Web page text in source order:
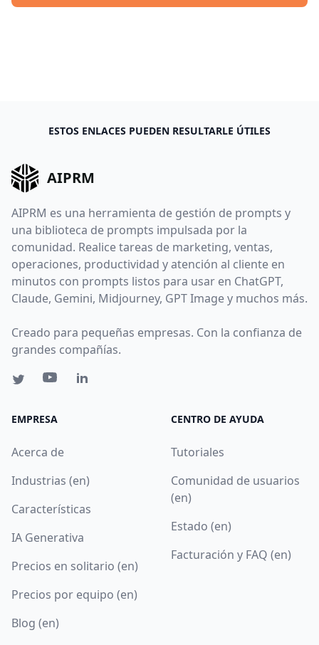
ESTOS ENLACES PUEDEN RESULTARLE ÚTILES
AIPRM
AIPRM es una herramienta de gestión de prompts y
una biblioteca de prompts impulsada por la
comunidad. Realice tareas de marketing, ventas,
operaciones, productividad y atención al cliente en
minutos con prompts listos para usar en ChatGPT,
Claude, Gemini, Midjourney, GPT Image y muchos más.
Creado para pequeñas empresas. Con la confianza de
grandes compañías.
EMPRESA
Acerca de
Industrias (en)
Características
IA Generativa
Precios en solitario (en)
Precios por equipo (en)
Blog (en)
CENTRO DE AYUDA
Tutoriales
Comunidad de usuarios
(en)
Estado (en)
Facturación y FAQ (en)